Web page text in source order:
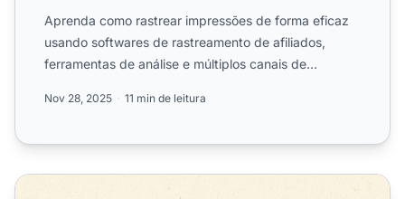
Aprenda como rastrear impressões de forma eficaz
usando softwares de rastreamento de afiliados,
ferramentas de análise e múltiplos canais de
Nov 28, 2025 11 min de leitura
O que é Taxa de Cliques Únicos? Definição, Cálculo e